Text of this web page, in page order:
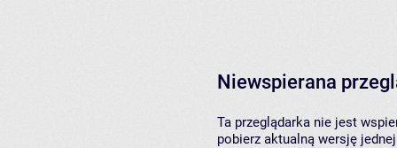
Niewspierana
Ta przeglądarka nie jest
pobierz aktualną wersję